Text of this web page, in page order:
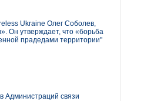
Ukraine Олег Соболев,
Он утверждает, что «борьба
прадедами территории"
Администраций связи